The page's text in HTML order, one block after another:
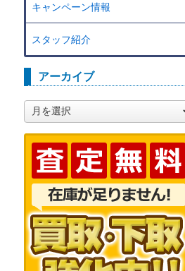
キャンペーン情報
スタッフ紹介
アーカイブ
ー
カ